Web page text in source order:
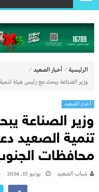
الرئيسية ⁄ أخبار الصعيد ⁄
وزير الصناعة يبحث مع رئيس هيئة
أخبار الصعيد
وزير الصناعة
تنمية الصعيد
محافظات
شباب الصعيد يونيو 15, 2026